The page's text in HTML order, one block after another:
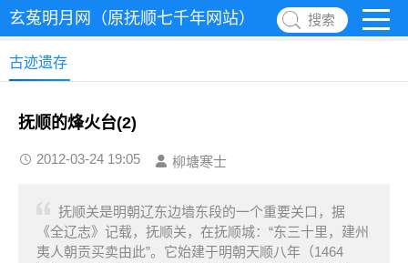
玄菟明月网（原抚顺七千年网站） 搜索
古迹遗存
抚顺的烽火台(2)
2012-03-24 19:05 柳塘寒士
抚顺关是明朝辽东边墙东段的一个重要关口，据
《全辽志》记载，抚顺关，在抚顺城：“东三十里，建州
夷人朝贡买卖由此”。它始建于明朝天顺八年（1464